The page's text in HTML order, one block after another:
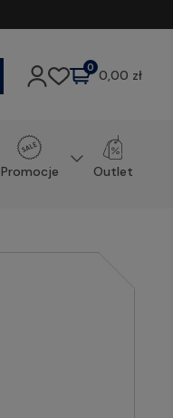
0,00 zł
0
Promocje Outlet